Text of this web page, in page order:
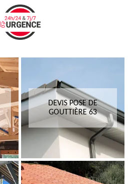
DEVIS POSE DE
GOUTTIÈRE 63